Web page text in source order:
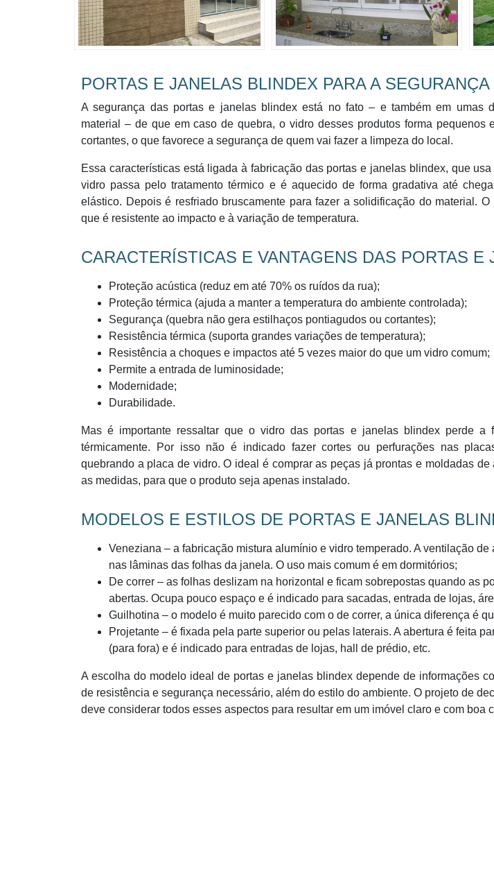
PORTAS E JANELAS BLINDEX PARA A
A segurança das portas e janelas blindex está no fato – e também em umas
material – de que em caso de quebra, o vidro desses produtos forma pequenos
cortantes, o que favorece a segurança de quem vai fazer a limpeza do local.
Essa características está ligada à fabricação das portas e janelas blindex, que
vidro passa pelo tratamento térmico e é aquecido de forma gradativa até
elástico. Depois é resfriado bruscamente para fazer a solidificação do material.
que é resistente ao impacto e à variação de temperatura.
CARACTERÍSTICAS E VANTAGENS DAS PORTAS E
Proteção acústica (reduz em até 70% os ruídos da rua);
Proteção térmica (ajuda a manter a temperatura do ambiente controlada);
Segurança (quebra não gera estilhaços pontiagudos ou cortantes);
Resistência térmica (suporta grandes variações de temperatura);
Resistência a choques e impactos até 5 vezes maior do que um vidro comum;
Permite a entrada de luminosidade;
Modernidade;
Durabilidade.
Mas é importante ressaltar que o vidro das portas e janelas blindex perde a
térmicamente. Por isso não é indicado fazer cortes ou perfurações nas
quebrando a placa de vidro. O ideal é comprar as peças já prontas e moldadas
as medidas, para que o produto seja apenas instalado.
MODELOS E ESTILOS DE PORTAS E JANELAS
Veneziana – a fabricação mistura alumínio e vidro temperado. A ventilação de
nas lâminas das folhas da janela. O uso mais comum é em dormitórios;
De correr – as folhas deslizam na horizontal e ficam sobrepostas quando as
abertas. Ocupa pouco espaço e é indicado para sacadas, entrada de lojas,
Guilhotina – o modelo é muito parecido com o de correr, a única diferença é
Projetante – é fixada pela parte superior ou pelas laterais. A abertura é feita
(para fora) e é indicado para entradas de lojas, hall de prédio, etc.
A escolha do modelo ideal de portas e janelas blindex depende de informações
de resistência e segurança necessário, além do estilo do ambiente. O projeto de
deve considerar todos esses aspectos para resultar em um imóvel claro e com boa